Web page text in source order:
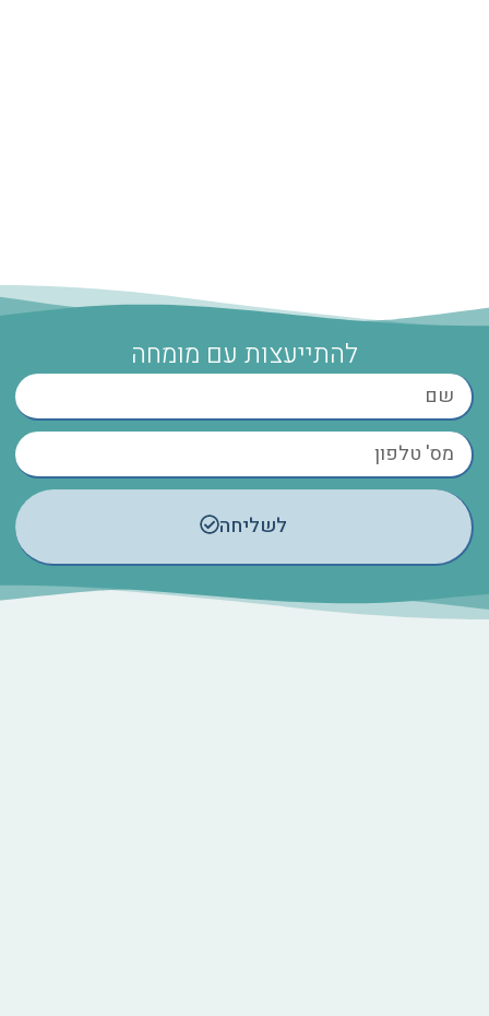
להתייעצות עם מומחה
לשליחה